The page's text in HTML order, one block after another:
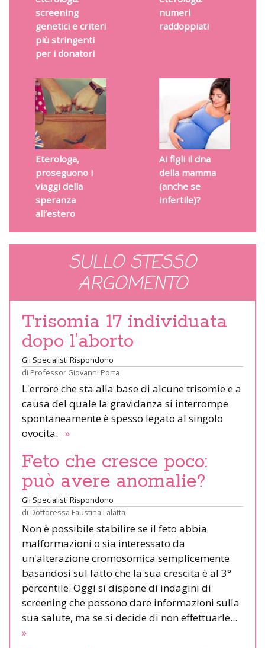
screening
genetici e criteri
più stringenti
per i donatori
numeri
raddoppiati
Eterologa,
proseguono i
viaggi della
speranza
all’estero
Ai figli il dna
della mamma
(anche se
infertile)?
SULLO STESSO
ARGOMENTO
Trisomia 17 individuata
dopo l’aborto
Gli Specialisti Rispondono
di Professor Giovanni Porta
L'errore che sta alla base di alcune trisomie e a
causa del quale la gravidanza si interrompe
spontaneamente è spesso legato al singolo
ovocita. »
Feto che cresce poco:
può avere anomalie?
Gli Specialisti Rispondono
di Dottoressa Faustina Lalatta
Non è possibile stabilire se il feto abbia
malformazioni o sia interessato da
un'alterazione cromosomica semplicemente
basandosi sul fatto che la sua crescita è al 3°
percentile. Oggi si dispone di indagini di
screening che possono dare informazioni sulla
sua salute, ma se si decide di non effettuarle...
»